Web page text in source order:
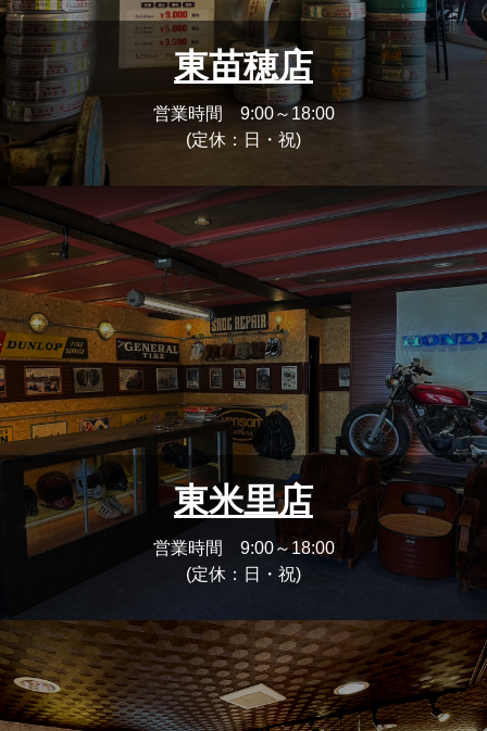
東苗穂店
営業時間 9:00～18:00
(定休：日・祝)
東米里店
営業時間 9:00～18:00
(定休：日・祝)